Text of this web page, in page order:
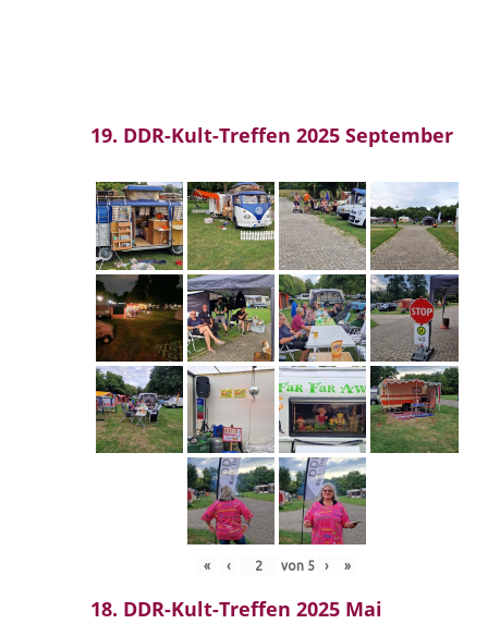
19. DDR-Kult-Treffen 2025 September
« ‹ von 5 › »
18. DDR-Kult-Treffen 2025 Mai